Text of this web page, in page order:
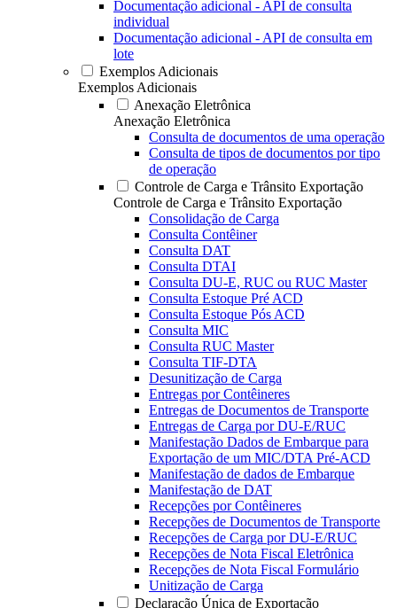
Documentação adicional - API de consulta
individual
Documentação adicional - API de consulta em
lote
Exemplos Adicionais
Exemplos Adicionais
Anexação Eletrônica
Anexação Eletrônica
Consulta de documentos de uma operação
Consulta de tipos de documentos por tipo
de operação
Controle de Carga e Trânsito Exportação
Controle de Carga e Trânsito Exportação
Consolidação de Carga
Consulta Contêiner
Consulta DAT
Consulta DTAI
Consulta DU-E, RUC ou RUC Master
Consulta Estoque Pré ACD
Consulta Estoque Pós ACD
Consulta MIC
Consulta RUC Master
Consulta TIF-DTA
Desunitização de Carga
Entregas por Contêineres
Entregas de Documentos de Transporte
Entregas de Carga por DU-E/RUC
Manifestação Dados de Embarque para
Exportação de um MIC/DTA Pré-ACD
Manifestação de dados de Embarque
Manifestação de DAT
Recepções por Contêineres
Recepções de Documentos de Transporte
Recepções de Carga por DU-E/RUC
Recepções de Nota Fiscal Eletrônica
Recepções de Nota Fiscal Formulário
Unitização de Carga
Declaração Única de Exportação